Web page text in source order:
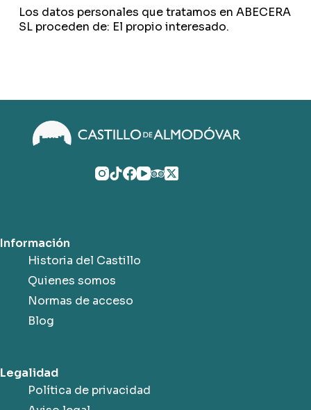
Los datos personales que tratamos en ABECERA
SL proceden de: El propio interesado.
Información
Historia del Castillo
Quienes somos
Normas de acceso
Blog
Legalidad
Política de privacidad